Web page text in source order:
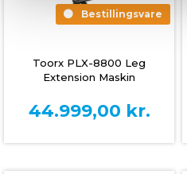
Bestillingsvare
Toorx PLX-8800 Leg
Extension Maskin
44.999,00 kr.